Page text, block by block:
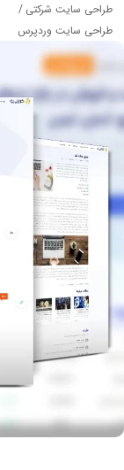
سایت شرکتی
سایت وردپرس